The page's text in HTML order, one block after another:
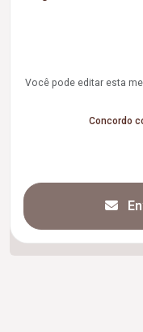
Você pode editar esta
Concordo